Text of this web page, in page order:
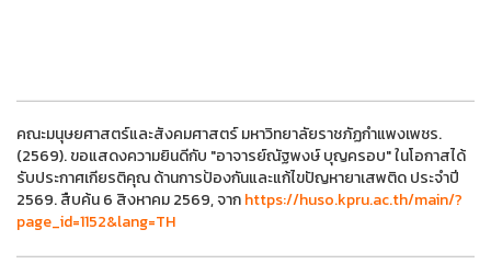
คณะมนุษยศาสตร์และสังคมศาสตร์ มหาวิทยาลัยราชภัฏกำแพงเพชร.
(2569). ขอแสดงความยินดีกับ "อาจารย์ณัฐพงษ์ บุญครอบ" ในโอกาสได้
รับประกาศเกียรติคุณ ด้านการป้องกันและแก้ไขปัญหายาเสพติด ประจำปี
2569. สืบค้น 6 สิงหาคม 2569, จากhttps://huso.kpru.ac.th/main/?
page_id=1152&lang=TH